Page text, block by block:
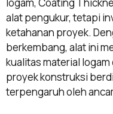
logam, Coating
alat pengukur, tetapi
ketahanan proyek.
berkembang, alat ini
kualitas material
proyek konstruksi
terpengaruh oleh